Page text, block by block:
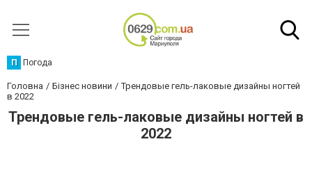
П Погода
Головна Бізнес новини
Трендовые гель-лаковые дизайны ногтей
в 2022
Трендовые гель-лаковые дизайны ногтей в
2022